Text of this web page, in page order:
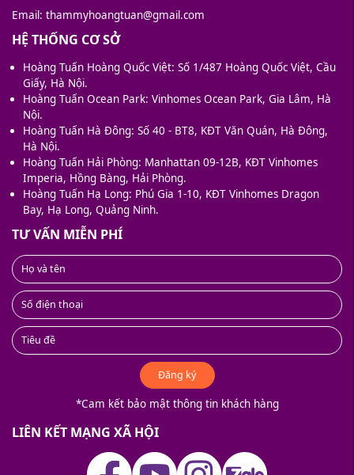
Email: thammyhoangtuan@gmail.com
HỆ THỐNG CƠ SỞ
Hoàng Tuấn Hoàng Quốc Việt: Số 1/487 Hoàng Quốc Việt, Cầu
Giấy, Hà Nội.
Hoàng Tuấn Ocean Park: Vinhomes Ocean Park, Gia Lâm, Hà
Nội.
Hoàng Tuấn Hà Đông: Số 40 - BT8, KĐT Văn Quán, Hà Đông,
Hà Nội.
Hoàng Tuấn Hải Phòng: Manhattan 09-12B, KĐT Vinhomes
Imperia, Hồng Bàng, Hải Phòng.
Hoàng Tuấn Hạ Long: Phú Gia 1-10, KĐT Vinhomes Dragon
Bay, Hạ Long, Quảng Ninh.
TƯ VẤN MIỄN PHÍ
Đăng ký
*Cam kết bảo mật thông tin khách hàng
LIÊN KẾT MẠNG XÃ HỘI